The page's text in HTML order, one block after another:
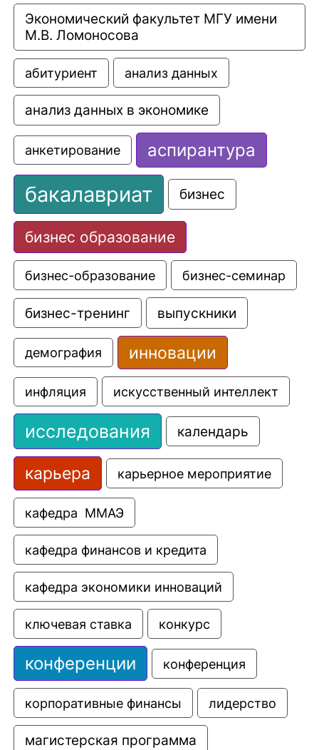
Экономический факультет МГУ имени
М.В. Ломоносова
абитуриент анализ данных
анализ данных в экономике
анкетирование аспирантура
бакалавриат бизнес
бизнес образование
бизнес-образование бизнес-семинар
бизнес-тренинг выпускники
демография инновации
инфляция искусственный интеллект
исследования календарь
карьера карьерное мероприятие
кафедра  ММАЭ
кафедра финансов и кредита
кафедра экономики инноваций
ключевая ставка конкурс
конференции конференция
корпоративные финансы лидерство
магистерская программа